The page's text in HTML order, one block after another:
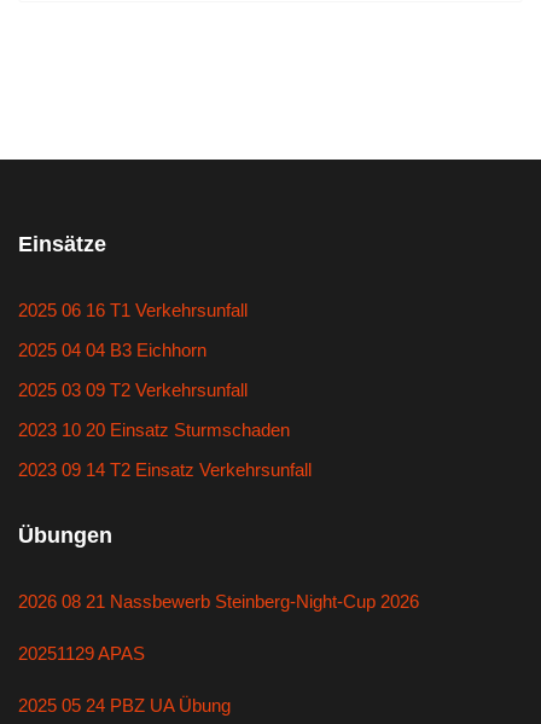
Einsätze
2025 06 16 T1 Verkehrsunfall
2025 04 04 B3 Eichhorn
2025 03 09 T2 Verkehrsunfall
2023 10 20 Einsatz Sturmschaden
2023 09 14 T2 Einsatz Verkehrsunfall
Übungen
2026 08 21 Nassbewerb Steinberg-Night-Cup 2026
20251129 APAS
2025 05 24 PBZ UA Übung